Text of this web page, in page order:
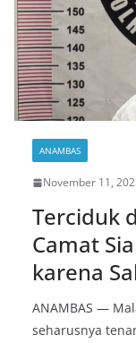
ANAMBAS
November 11,
Terciduk
Camat
karena
ANAMBAS —
seharusnya